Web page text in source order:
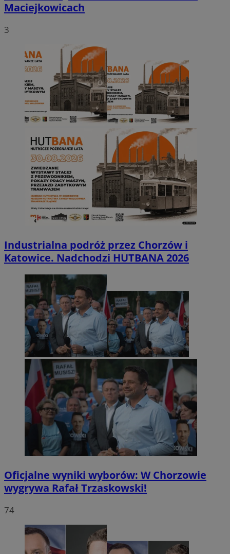
Maciejkowicach
3
Industrialna podróż przez Chorzów i
Katowice. Nadchodzi HUTBANA 2026
Oficjalne wyniki wyborów: W Chorzowie
wygrywa Rafał Trzaskowski!
74